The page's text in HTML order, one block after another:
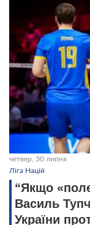
четвер, 30 липня
Ліга Націй
“Якщо
Василь
України